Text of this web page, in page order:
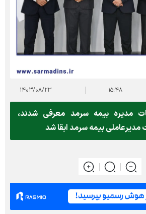
۱۵:۴۸ ۱۴۰۳/۰۸/۲۳
مدیره بیمه سرمد معرفی شدند،
بیمه سرمد ابقا شد